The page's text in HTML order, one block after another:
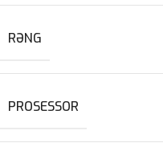
RƏNG
PROSESSOR